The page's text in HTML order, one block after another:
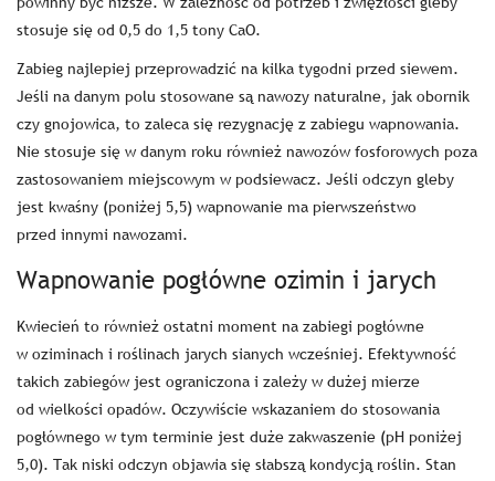
stosuje się od 0,5 do 1,5 tony CaO.
Zabieg najlepiej przeprowadzić na kilka tygodni przed siewem.
Jeśli na danym polu stosowane są nawozy naturalne, jak obornik
czy gnojowica, to zaleca się rezygnację z zabiegu wapnowania.
Nie stosuje się w danym roku również nawozów fosforowych poza
zastosowaniem miejscowym w podsiewacz. Jeśli odczyn gleby
jest kwaśny (poniżej 5,5) wapnowanie ma pierwszeństwo
przed innymi nawozami.
Wapnowanie pogłówne ozimin i jarych
Kwiecień to również ostatni moment na zabiegi pogłówne
w oziminach i roślinach jarych sianych wcześniej. Efektywność
takich zabiegów jest ograniczona i zależy w dużej mierze
od wielkości opadów. Oczywiście wskazaniem do stosowania
pogłównego w tym terminie jest duże zakwaszenie (pH poniżej
5,0). Tak niski odczyn objawia się słabszą kondycją roślin. Stan